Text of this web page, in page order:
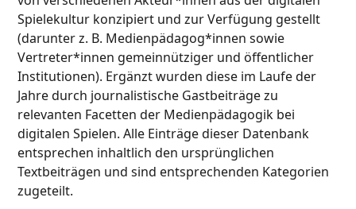
Spielekultur konzipiert und zur Verfügung gestellt
(darunter z. B. Medienpädagog*innen sowie
Vertreter*innen gemeinnütziger und öffentlicher
Institutionen). Ergänzt wurden diese im Laufe der
Jahre durch journalistische Gastbeiträge zu
relevanten Facetten der Medienpädagogik bei
digitalen Spielen. Alle Einträge dieser Datenbank
entsprechen inhaltlich den ursprünglichen
Textbeiträgen und sind entsprechenden Kategorien
zugeteilt.